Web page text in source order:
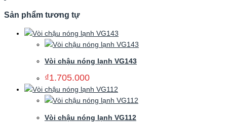
Sản phẩm tương tự
Vòi chậu nóng lạnh VG143
₫1.705.000
Vòi chậu nóng lạnh VG112